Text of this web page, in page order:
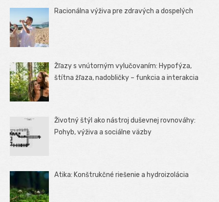
Racionálna výživa pre zdravých a dospelých
Žľazy s vnútorným vylučovaním: Hypofýza,
štítna žľaza, nadobličky – funkcia a interakcia
Životný štýl ako nástroj duševnej rovnováhy:
Pohyb, výživa a sociálne väzby
Atika: Konštrukčné riešenie a hydroizolácia